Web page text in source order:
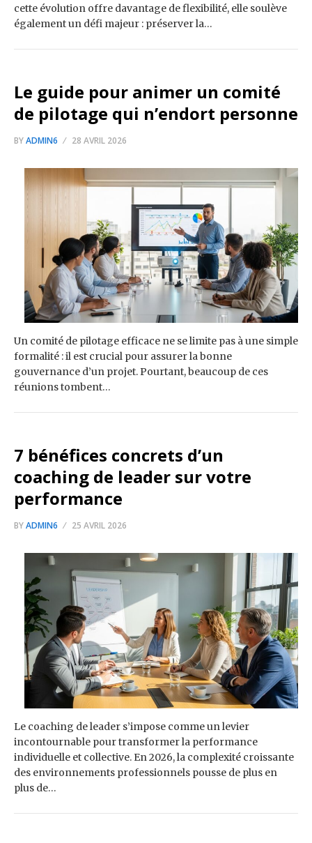
cette évolution offre davantage de flexibilité, elle soulève
également un défi majeur : préserver la…
Le guide pour animer un comité
de pilotage qui n’endort personne
BYADMIN6 28 AVRIL 2026
Un comité de pilotage efficace ne se limite pas à une simple
formalité : il est crucial pour assurer la bonne
gouvernance d’un projet. Pourtant, beaucoup de ces
réunions tombent…
7 bénéfices concrets d’un
coaching de leader sur votre
performance
BYADMIN6 25 AVRIL 2026
Le coaching de leader s’impose comme un levier
incontournable pour transformer la performance
individuelle et collective. En 2026, la complexité croissante
des environnements professionnels pousse de plus en
plus de…